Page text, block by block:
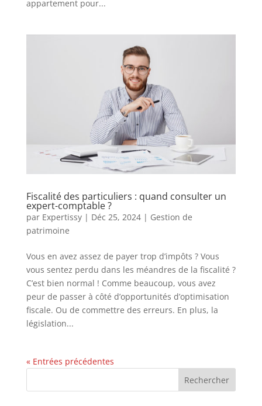
appartement pour...
Fiscalité des particuliers : quand consulter un
expert-comptable ?
par Expertissy| Déc 25, 2024| Gestion de
patrimoine
Vous en avez assez de payer trop d’impôts ? Vous
vous sentez perdu dans les méandres de la fiscalité ?
C’est bien normal ! Comme beaucoup, vous avez
peur de passer à côté d’opportunités d’optimisation
fiscale. Ou de commettre des erreurs. En plus, la
législation...
« Entrées précédentes